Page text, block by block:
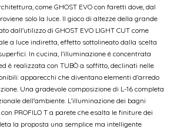
come GHOST EVO con faretti dove, dal
solo la luce. Il gioco di altezze della grande
dall'utilizzo di GHOST EVO LIGHT CUT come
a luce indiretta, effetto sottolineato dalla scelta
In cucina, l'illuminazione è concentrata
è realizzata con TUBÒ a soffitto, declinati nelle
apparecchi che diventano elementi d'arredo
Una gradevole composizione di L-16 completa
dell'ambiente. L'illuminazione dei bagni
PROFILO T a parete che esalta le finiture dei
la proposta una semplice ma intelligente